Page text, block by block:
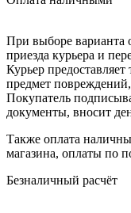
При выборе варианта
приезда курьера и
Курьер
предмет
Покупатель
документы, вносит
Также оплата
магазина, оплаты по
Безналичный расчёт